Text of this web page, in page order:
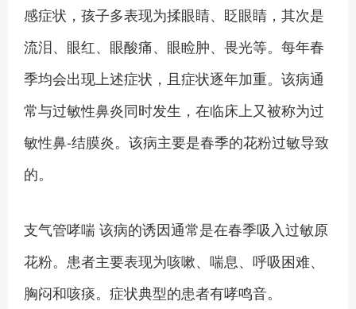
感症状，孩子多表现为揉眼睛、眨眼睛，其次是
流泪、眼红、眼酸痛、眼睑肿、畏光等。每年春
季均会出现上述症状，且症状逐年加重。该病通
常与过敏性鼻炎同时发生，在临床上又被称为过
敏性鼻-结膜炎。该病主要是春季的花粉过敏导致
的。
支气管哮喘 该病的诱因通常是在春季吸入过敏原
花粉。患者主要表现为咳嗽、喘息、呼吸困难、
胸闷和咳痰。症状典型的患者有哮鸣音。